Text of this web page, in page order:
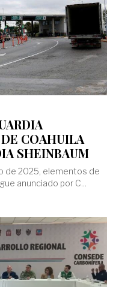
COAHUILA
SHEINBAUM
de 2025, elementos de
anunciado por C...